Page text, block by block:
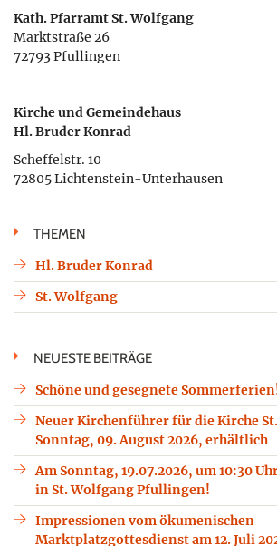
Kath. Pfarramt St. Wolfgang
Marktstraße 26
72793 Pfullingen
Kirche und Gemeindehaus
Hl. Bruder Konrad
Scheffelstr. 10
72805 Lichtenstein-Unterhausen
THEMEN
Hl. Bruder Konrad
St. Wolfgang
NEUESTE BEITRÄGE
Schöne und gesegnete
Neuer Kirchenführer für die Kirche
Sonntag, 09. August 2026, erhältlich
Am Sonntag, 19.07.2026, um 10:30
in St. Wolfgang Pfullingen!
Impressionen vom ökumenischen
Marktplatzgottesdienst am 12. Juli